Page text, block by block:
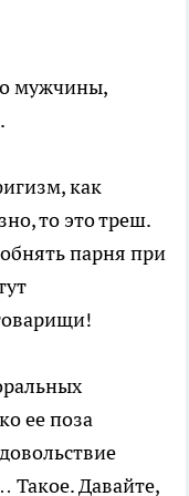
мужчины,
как
то это треш.
парня при
ее поза
Такое. Давайте,